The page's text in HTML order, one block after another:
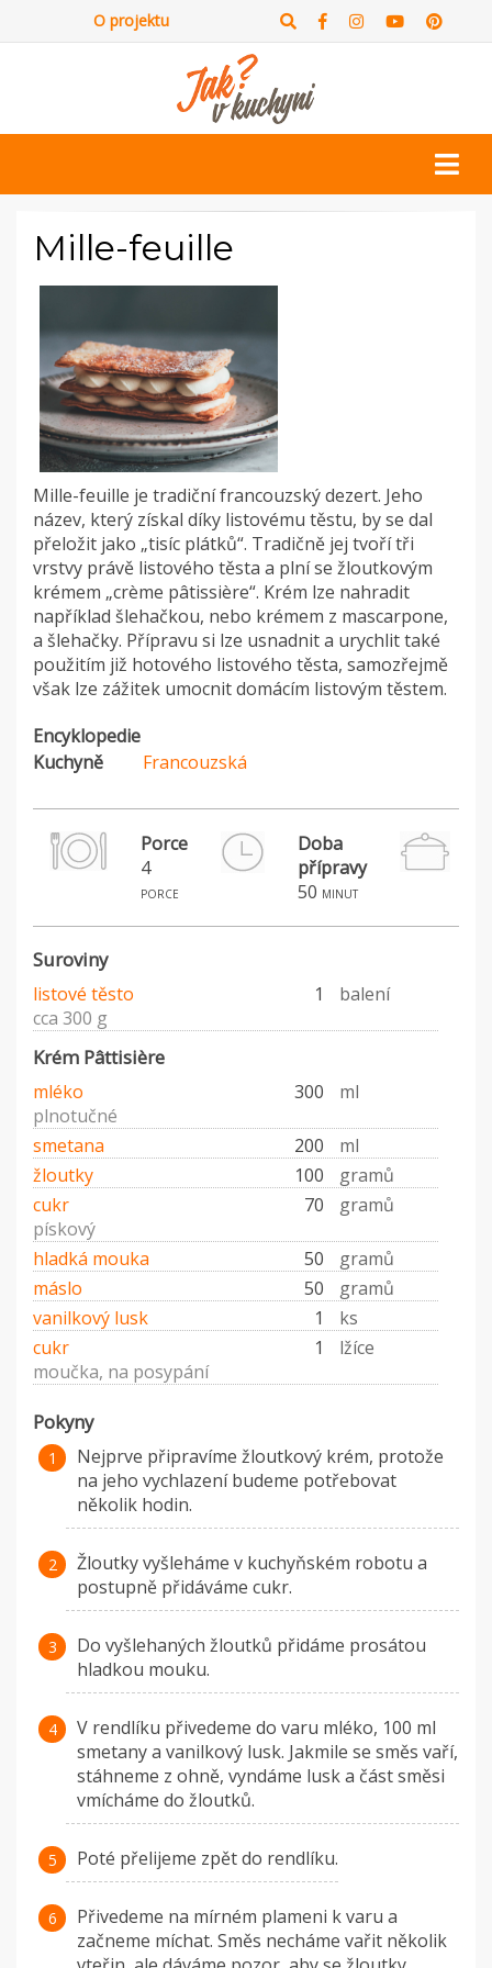
O projektu
Mille-feuille
Mille-feuille je tradiční francouzský dezert. Jeho
název, který získal díky listovému těstu, by se dal
přeložit jako „tisíc plátků“. Tradičně jej tvoří tři
vrstvy právě listového těsta a plní se žloutkovým
krémem „crème pâtissière“. Krém lze nahradit
například šlehačkou, nebo krémem z mascarpone,
a šlehačky. Přípravu si lze usnadnit a urychlit také
použitím již hotového listového těsta, samozřejmě
však lze zážitek umocnit domácím listovým těstem.
Encyklopedie
Kuchyně
Francouzská
Porce
4
porce
Doba
přípravy
50 minut
Suroviny
listové těsto 1
balení
cca 300 g
Krém Pâttisière
mléko 300
ml
plnotučné
smetana
200
ml
žloutky
100
gramů
cukr
70
gramů
pískový
hladká mouka
50
gramů
máslo
50
gramů
vanilkový lusk
1
ks
cukr
1
lžíce
moučka, na posypání
Pokyny
Nejprve připravíme žloutkový krém, protože
na jeho vychlazení budeme potřebovat
několik hodin.
Žloutky vyšleháme v kuchyňském robotu a
postupně přidáváme cukr.
Do vyšlehaných žloutků přidáme prosátou
hladkou mouku.
V rendlíku přivedeme do varu mléko, 100 ml
smetany a vanilkový lusk. Jakmile se směs vaří,
stáhneme z ohně, vyndáme lusk a část směsi
vmícháme do žloutků.
Poté přelijeme zpět do rendlíku.
Přivedeme na mírném plameni k varu a
začneme míchat. Směs necháme vařit několik